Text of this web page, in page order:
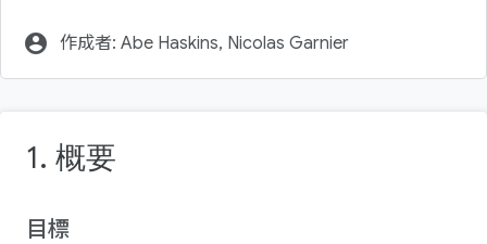
account_circle 作成者: Abe Haskins, Nicolas Garnier
1. 概要
目標